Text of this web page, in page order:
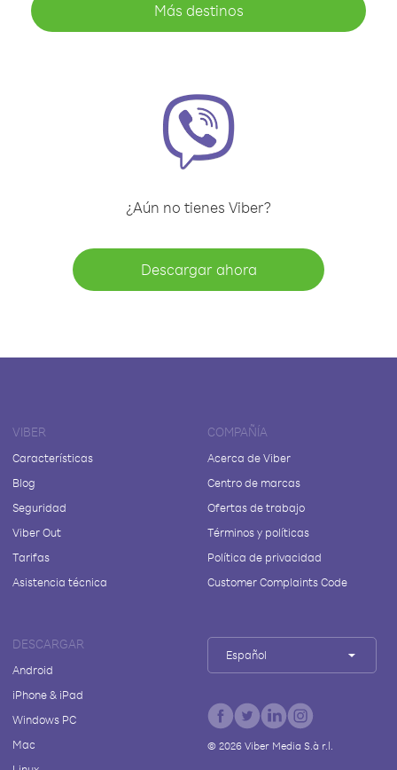
Más destinos
¿Aún no tienes Viber?
Descargar ahora
VIBER
Características
Blog
Seguridad
Viber Out
Tarifas
Asistencia técnica
COMPAÑÍA
Acerca de Viber
Centro de marcas
Ofertas de trabajo
Términos y políticas
Política de privacidad
Customer Complaints Code
DESCARGAR
Android
iPhone & iPad
Windows PC
Mac
Español
© 2026Viber Media S.à r.l.